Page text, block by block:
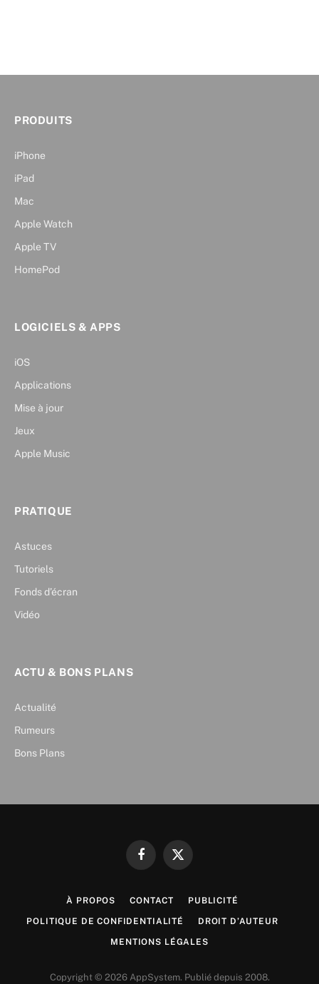
PRODUITS
iPhone
iPad
Mac
Apple Watch
Apple TV
HomePod
LOGICIELS & APPS
iOS
Applications
Mise à jour
Jeux
Apple Music
PRATIQUE
Astuces
Tutoriels
Fonds d’écran
Vidéo
ACTU & BONS PLANS
Actualité
Rumeurs
Bons Plans
FacebookX
À PROPOS CONTACT PUBLICITÉ
POLITIQUE DE CONFIDENTIALITÉ DROIT D’AUTEUR
MENTIONS LÉGALES
Copyright © 2026 AppSystem. Publié depuis 2008.